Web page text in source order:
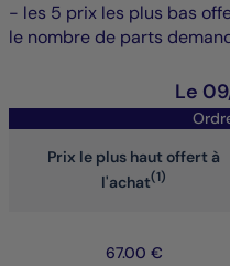
- les 5 prix les plus bas
le nombre de parts
Le
Prix le plus haut offert à
l'achat(1)
67.00 €